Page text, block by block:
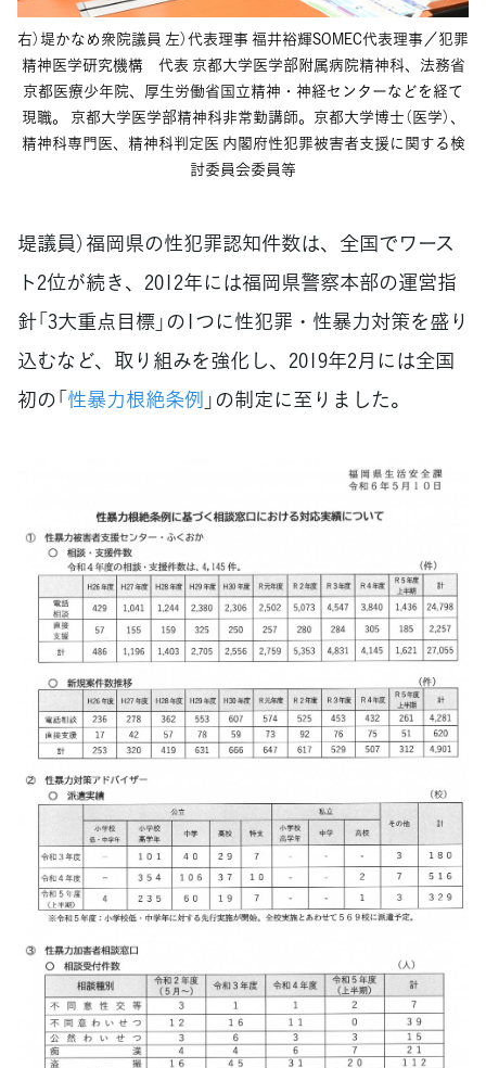
右）堤かなめ衆院議員 左）代表理事 福井裕輝SOMEC代表理事／犯罪
精神医学研究機構 代表 京都大学医学部附属病院精神科、法務省
京都医療少年院、厚生労働省国立精神・神経センターなどを経て
現職。 京都大学医学部精神科非常勤講師。京都大学博士（医学）、
精神科専門医、精神科判定医 内閣府性犯罪被害者支援に関する検
討委員会委員等
堤議員）福岡県の性犯罪認知件数は、全国でワース
ト2位が続き、2012年には福岡県警察本部の運営指
針「3大重点目標」の1つに性犯罪・性暴力対策を盛り
込むなど、取り組みを強化し、2019年2月には全国
初の「性暴力根絶条例 」の制定に至りました。